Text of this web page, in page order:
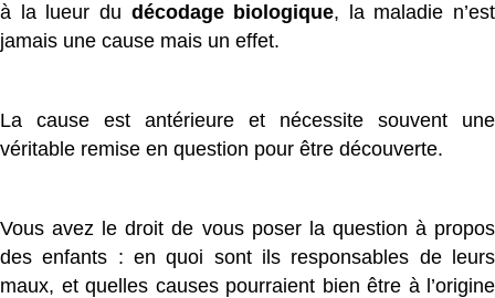
à la lueur du décodage biologique, la maladie n’est
jamais une cause mais un effet.
La cause est antérieure et nécessite souvent une
véritable remise en question pour être découverte.
Vous avez le droit de vous poser la question à propos
des enfants : en quoi sont ils responsables de leurs
maux, et quelles causes pourraient bien être à l’origine